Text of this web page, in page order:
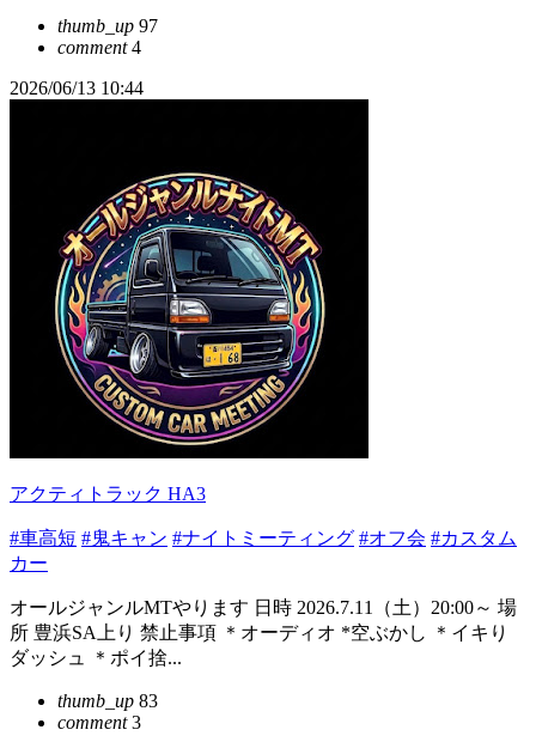
thumb_up 97
comment4
2026/06/13 10:44
アクティトラック HA3
#車高短 #鬼キャン #ナイトミーティング #オフ会 #カスタム
カー
オールジャンルMTやります 日時 2026.7.11（土）20:00～ 場
所 豊浜SA上り 禁止事項 ＊オーディオ *空ぶかし ＊イキり
ダッシュ ＊ポイ捨...
thumb_up 83
comment3